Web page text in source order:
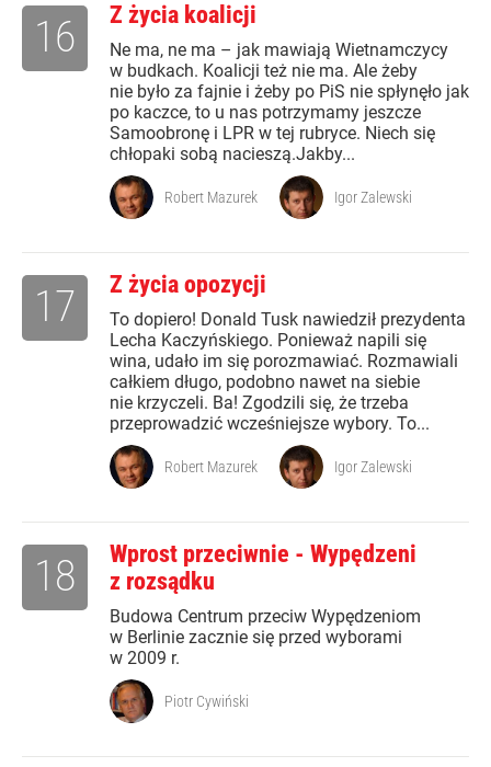
Z życia koalicji
Ne ma, ne ma – jak mawiają Wietnamczycy
w budkach. Koalicji też nie ma. Ale żeby
nie było za fajnie i żeby po PiS nie spłynęło jak
po kaczce, to u nas potrzymamy jeszcze
Samoobronę i LPR w tej rubryce. Niech się
chłopaki sobą nacieszą.Jakby...
16
Robert Mazurek Igor Zalewski
Z życia opozycji
To dopiero! Donald Tusk nawiedził prezydenta
Lecha Kaczyńskiego. Ponieważ napili się
wina, udało im się porozmawiać. Rozmawiali
całkiem długo, podobno nawet na siebie
nie krzyczeli. Ba! Zgodzili się, że trzeba
przeprowadzić wcześniejsze wybory. To...
17
Robert Mazurek Igor Zalewski
Wprost przeciwnie - Wypędzeni
z rozsądku
Budowa Centrum przeciw Wypędzeniom
w Berlinie zacznie się przed wyborami
w 2009 r.
18
Piotr Cywiński